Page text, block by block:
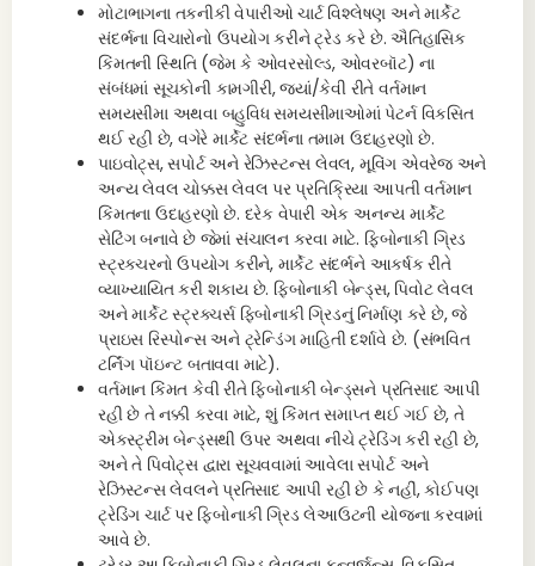
મોટાભાગના તકનીકી વેપારીઓ ચાર્ટ વિશ્લેષણ અને માર્કેટ
સંદર્ભના વિચારોનો ઉપયોગ કરીને ટ્રેડ કરે છે. ઐતિહાસિક
કિંમતની સ્થિતિ (જેમ કે ઓવરસોલ્ડ, ઓવરબૉટ) ના
સંબંધમાં સૂચકોની કામગીરી, જ્યાં/કેવી રીતે વર્તમાન
સમયસીમા અથવા બહુવિધ સમયસીમાઓમાં પેટર્ન વિકસિત
થઈ રહી છે, વગેરે માર્કેટ સંદર્ભના તમામ ઉદાહરણો છે.
પાઇવોટ્સ, સપોર્ટ અને રેઝિસ્ટન્સ લેવલ, મૂવિંગ એવરેજ અને
અન્ય લેવલ ચોક્કસ લેવલ પર પ્રતિક્રિયા આપતી વર્તમાન
કિંમતના ઉદાહરણો છે. દરેક વેપારી એક અનન્ય માર્કેટ
સેટિંગ બનાવે છે જેમાં સંચાલન કરવા માટે. ફિબોનાકી ગ્રિડ
સ્ટ્રક્ચરનો ઉપયોગ કરીને, માર્કેટ સંદર્ભને આકર્ષક રીતે
વ્યાખ્યાયિત કરી શકાય છે. ફિબોનાકી બેન્ડ્સ, પિવોટ લેવલ
અને માર્કેટ સ્ટ્રક્ચર્સ ફિબોનાકી ગ્રિડનું નિર્માણ કરે છે, જે
પ્રાઇસ રિસ્પોન્સ અને ટ્રેન્ડિંગ માહિતી દર્શાવે છે. (સંભવિત
ટર્નિંગ પૉઇન્ટ બતાવવા માટે).
વર્તમાન કિંમત કેવી રીતે ફિબોનાકી બેન્ડ્સને પ્રતિસાદ આપી
રહી છે તે નક્કી કરવા માટે, શું કિંમત સમાપ્ત થઈ ગઈ છે, તે
એક્સ્ટ્રીમ બેન્ડ્સથી ઉપર અથવા નીચે ટ્રેડિંગ કરી રહી છે,
અને તે પિવોટ્સ દ્વારા સૂચવવામાં આવેલા સપોર્ટ અને
રેઝિસ્ટન્સ લેવલને પ્રતિસાદ આપી રહી છે કે નહીં, કોઈપણ
ટ્રેડિંગ ચાર્ટ પર ફિબોનાકી ગ્રિડ લેઆઉટની યોજના કરવામાં
આવે છે.